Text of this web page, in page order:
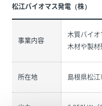
松江バイオマス発電（株）
事業内容
木質バイオ
木材や製材
所在地 島根県松江